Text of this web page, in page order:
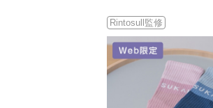
Rintosull監修